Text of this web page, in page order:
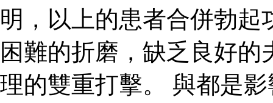
明，以上的患者合併勃
困難的折磨，缺乏良好
理的雙重打擊。 與都是